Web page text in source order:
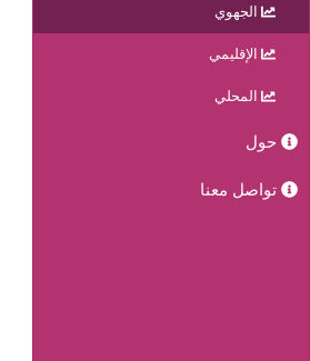
الجهوي
الإقليمي
المحلي
حول
تواصل معنا